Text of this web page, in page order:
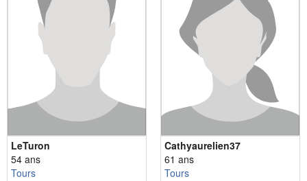
LeTuron
54 ans
Tours
Cathyaurelien37
61 ans
Tours